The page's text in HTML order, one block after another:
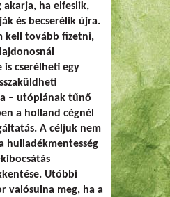
akarja, ha elfeslik,
és becserélik újra.
kell tovább fizetni,
is cserélheti egy
– utópiának tűnő
a holland cégnél
A céljuk nem
hulladékmentesség
Utóbbi
valósulna meg, ha a